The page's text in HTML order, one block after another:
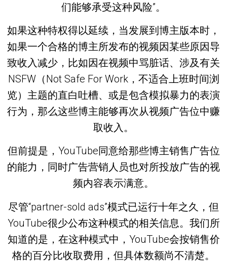
们能够承受这种风险”。
如果这种特权得以延续，当发展到博主版本时，
如果一个合格的博主所发布的视频因某些原因导
致收入减少，比如因在视频中骂脏话、涉及有关
NSFW（Not Safe For Work，不适合上班时间浏
览）主题的直白吐槽、或是包含模拟暴力的表演
行为，那么这些博主能够再次从视频广告位中赚
取收入。
但前提是，YouTube同意给那些博主销售广告位
的能力，同时广告营销人员也对所投放广告的视
频内容表示满意。
尽管“partner-sold ads”模式已运行十年之久，但
YouTube很少公布这种模式的相关信息。我们所
知道的是，在这种模式中，YouTube会按销售价
格的百分比收取费用，但具体数额尚不清楚。